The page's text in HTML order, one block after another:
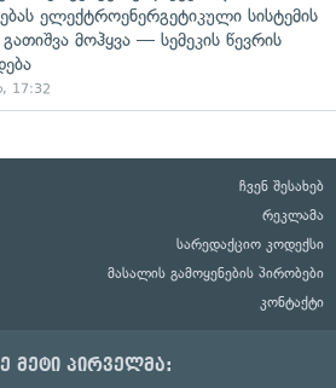
ელექტროენერგეტიკული სისტემის
მოჰყვა — სემეკის წევრის
17:32
ჩვენ შესახებ
რეკლამა
სარედაქციო კოდექსი
მასალის გამოყენების პირობები
კონტაქტი
მეტი პირველმა: